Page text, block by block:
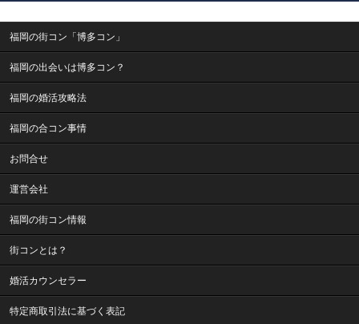
福岡の街コン「博多コン」
福岡の出会いは博多コン？
福岡の婚活攻略法
福岡の合コン事情
お問合せ
運営会社
福岡の街コン情報
街コンとは？
婚活カウンセラー
特定商取引法に基づく表記